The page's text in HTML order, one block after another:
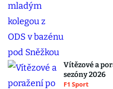
Vítězové a
sezóny 2026
F1 Sport